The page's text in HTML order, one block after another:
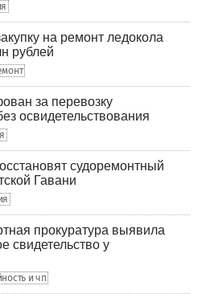
на ремонт ледокола
рублей
за перевозку
освидетельствования
судоремонтный
Гавани
прокуратура выявила
свидетельство у
и чп